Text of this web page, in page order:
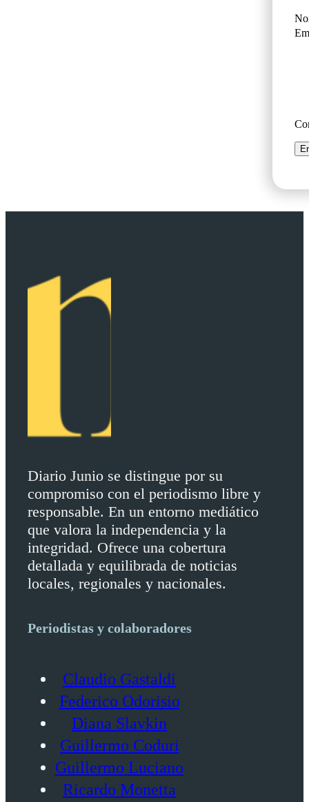
Diario Junio se distingue por su
compromiso con el periodismo libre y
responsable. En un entorno mediático
que valora la independencia y la
integridad. Ofrece una cobertura
detallada y equilibrada de noticias
locales, regionales y nacionales.
Periodistas y colaboradores
Claudio Gastaldi
Federico Odorisio
Diana Slavkin
Guillermo Coduri
Guillermo Luciano
Ricardo Monetta